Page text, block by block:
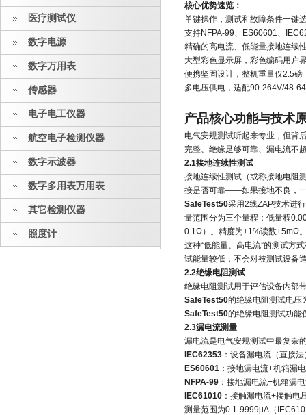
医疗测试仪
数字电源
数字万用表
传感器
电子电工仪器
航空电子检测仪器
数字示波器
数字多用表万用表
其它检测仪器
照度计
核心优势速览：
单键操作，测试和故障条件一键
支持NFPA-99、ES60601、
精确的高电流、低能量接地连续
大型彩色显示屏，彩色编码用户
便携坚固设计，整机重量仅2.5磅
多电压供电，适配90-264V/48-
产品核心功能与技术
电气安规测试听起来专业，但背
完整、绝缘足够可靠、漏电流不
2.1接地连续性测试
接地连续性测试（或称接地电阻
接是否可靠——如果接地不良，
SafeTest50采用2线ZAP技术进
量范围分为三个量程：低量程
0.1Ω）。精度为±1%读数±5mΩ
这种“低能量、高电流”的测试方
试能量较低，不会对被测试设备
2.2绝缘电阻测试
绝缘电阻测试用于评估设备内部
SafeTest50的绝缘电阻测试电
SafeTest50的绝缘电阻测试功能
2.3漏电流测量
漏电流是电气安规测试中最复杂
IEC62353 ：设备漏电流（直接法
ES60601 ：接地漏电流+机箱漏
NFPA-99 ：接地漏电流+机箱漏
IEC61010 ：接触漏电流+接触电
测量范围为0.1-9999µA（